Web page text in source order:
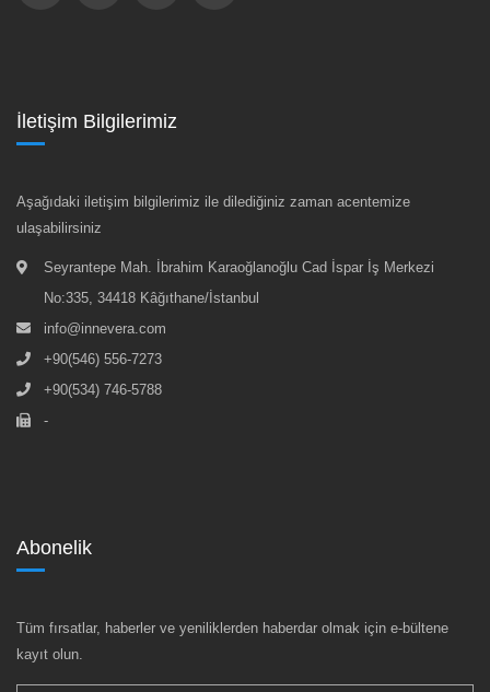
İletişim Bilgilerimiz
Aşağıdaki iletişim bilgilerimiz ile dilediğiniz zaman acentemize
ulaşabilirsiniz
Seyrantepe Mah. İbrahim Karaoğlanoğlu Cad İspar İş Merkezi
No:335, 34418 Kâğıthane/İstanbul
info@innevera.com
+90(546) 556-7273
+90(534) 746-5788
-
Abonelik
Tüm fırsatlar, haberler ve yeniliklerden haberdar olmak için e-bültene
kayıt olun.